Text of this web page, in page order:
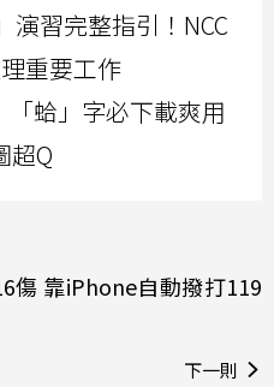
演習完整指引！NCC
重要工作
「蛤」字必下載爽用
超Q
傷 靠iPhone自動撥打119
下一則